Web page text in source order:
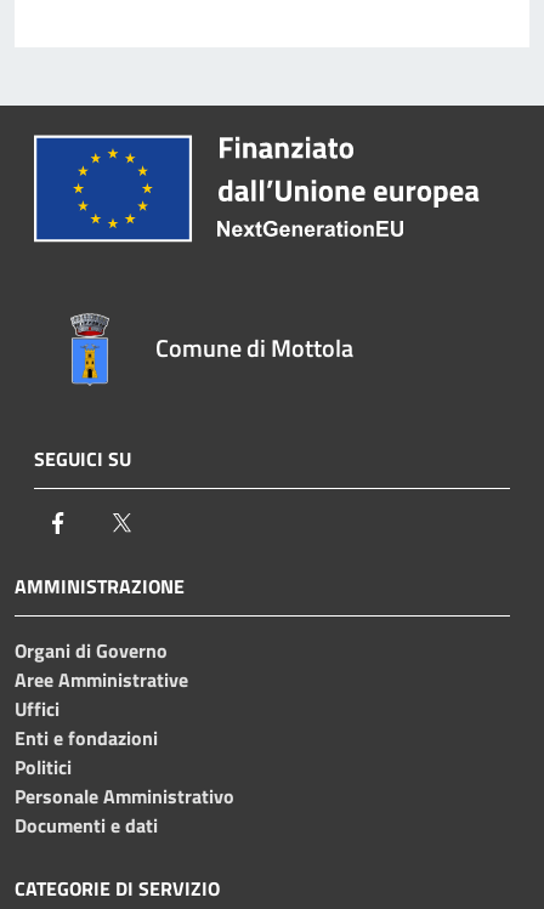
Comune di Mottola
SEGUICI SU
Facebook
AMMINISTRAZIONE
Organi di Governo
Aree Amministrative
Uffici
Enti e fondazioni
Politici
Personale Amministrativo
Documenti e dati
CATEGORIE DI SERVIZIO